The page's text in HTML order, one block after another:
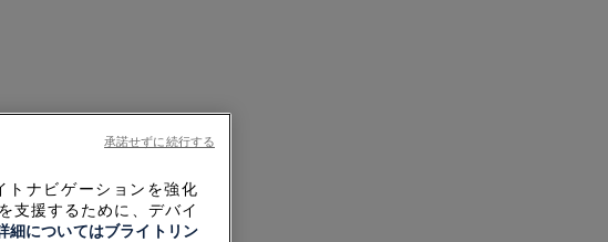
トナビゲーションを強化
支援するために、デバイ
細についてはブライトリン
承諾せずに続行する